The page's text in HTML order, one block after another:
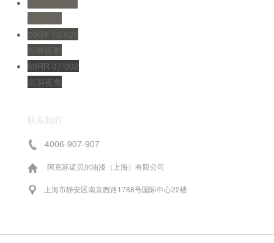
29GY 10/029
松林夜歌
60RR 07/002
岩洞夜鹰
联系我们
4006-907-907
阿克苏诺贝尔油漆（上海）有限公司
上海市静安区南京西路1788号国际中心22楼